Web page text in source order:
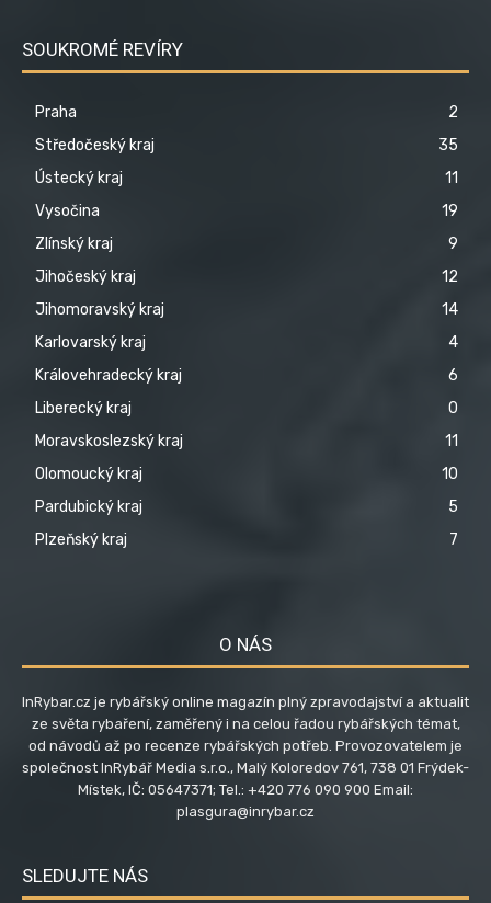
SOUKROMÉ REVÍRY
Praha
2
Středočeský kraj
35
Ústecký kraj
11
Vysočina
19
Zlínský kraj
9
Jihočeský kraj
12
Jihomoravský kraj
14
Karlovarský kraj
4
Královehradecký kraj
6
Liberecký kraj
0
Moravskoslezský kraj
11
Olomoucký kraj
10
Pardubický kraj
5
Plzeňský kraj
7
O NÁS
InRybar.cz je rybářský online magazín plný zpravodajství a aktualit
ze světa rybaření, zaměřený i na celou řadou rybářských témat,
od návodů až po recenze rybářských potřeb. Provozovatelem je
společnost InRybář Media s.r.o., Malý Koloredov 761, 738 01 Frýdek-
Místek, IČ: 05647371; Tel.: +420 776 090 900 Email:
plasgura@inrybar.cz
SLEDUJTE NÁS